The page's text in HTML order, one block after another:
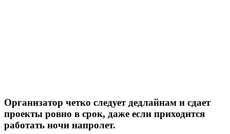
Организатор четко следует дедлайнам и сдает
проекты ровно в срок, даже если приходится
работать ночи напролет.